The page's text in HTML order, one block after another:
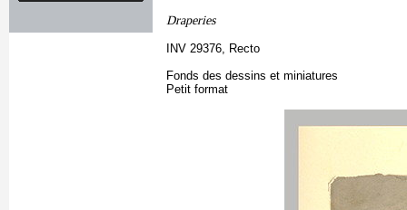
Draperies
INV 29376, Recto
Fonds des dessins et miniatures
Petit format